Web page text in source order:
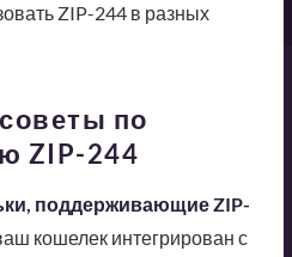
ZIP-244 в разных
по
ZIP-244
поддерживающие ZIP-
кошелек интегрирован с